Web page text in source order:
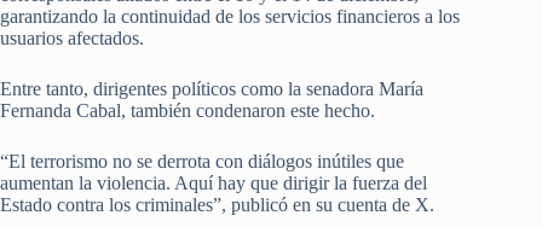
garantizando la continuidad de los servicios financieros a los
usuarios afectados.
Entre tanto, dirigentes políticos como la senadora María
Fernanda Cabal, también condenaron este hecho.
“El terrorismo no se derrota con diálogos inútiles que
aumentan la violencia. Aquí hay que dirigir la fuerza del
Estado contra los criminales”, publicó en su cuenta de X.